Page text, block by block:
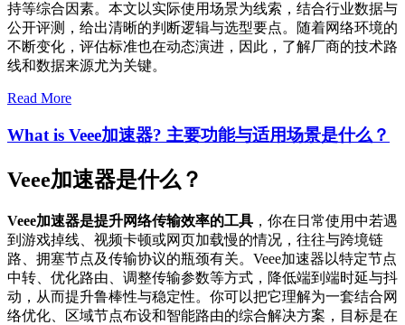
持等综合因素。本文以实际使用场景为线索，结合行业数据与
公开评测，给出清晰的判断逻辑与选型要点。随着网络环境的
不断变化，评估标准也在动态演进，因此，了解厂商的技术路
线和数据来源尤为关键。
Read More
What is Veee加速器? 主要功能与适用场景是什么？
Veee加速器是什么？
Veee加速器是提升网络传输效率的工具 ，你在日常使用中若遇
到游戏掉线、视频卡顿或网页加载慢的情况，往往与跨境链
路、拥塞节点及传输协议的瓶颈有关。Veee加速器以特定节点
中转、优化路由、调整传输参数等方式，降低端到端时延与抖
动，从而提升鲁棒性与稳定性。你可以把它理解为一套结合网
络优化、区域节点布设和智能路由的综合解决方案，目标是在